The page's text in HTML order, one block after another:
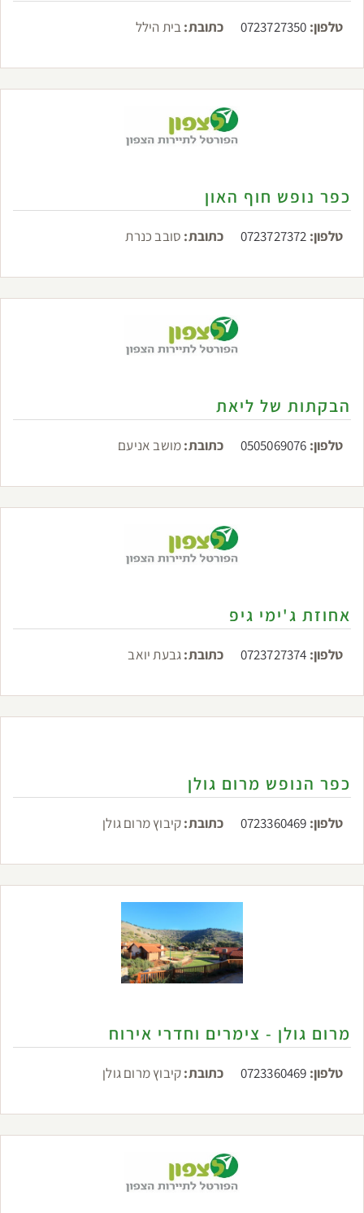
טלפון: 0723727350 כתובת:בית הילל
כפר נופש חוף האון
טלפון: 0723727372 כתובת: סובב כנרת
הבקתות של ליאת
טלפון: 0505069076 כתובת:מושב אניעם
אחוזת ג'ימי גיפ
טלפון: 0723727374 כתובת:גבעת יואב
כפר הנופש מרום גולן
טלפון: 0723360469 כתובת:קיבוץ מרום גולן
מרום גולן - צימרים וחדרי אירוח
טלפון: 0723360469 כתובת:קיבוץ מרום גולן